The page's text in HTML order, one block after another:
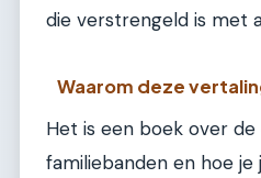
die verstrengeld is met
Waarom deze
Het is een boek over
familiebanden en hoe